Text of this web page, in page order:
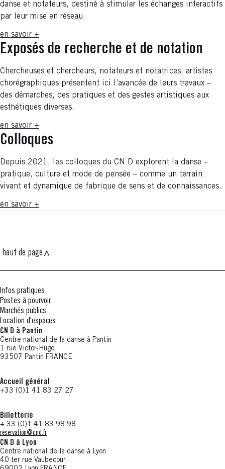
danse et notateurs, destiné à stimuler les échanges interactifs
par leur mise en réseau.
en savoir +
Exposés de recherche et de notation
Chercheuses et chercheurs, notateurs et notatrices, artistes
chorégraphiques présentent ici l’avancée de leurs travaux –
des démarches, des pratiques et des gestes artistiques aux
esthétiques diverses.
en savoir +
Colloques
Depuis 2021, les colloques du CN D explorent la danse –
pratique, culture et mode de pensée – comme un terrain
vivant et dynamique de fabrique de sens et de connaissances.
en savoir +
haut de page
Infos pratiques
Postes à pourvoir
Marchés publics
Location d'espaces
CN D à Pantin
Centre national de la danse à Pantin
1 rue Victor-Hugo
93507 Pantin FRANCE
Accueil général
+33 (0)1 41 83 27 27
Billetterie
+ 33 (0)1 41 83 98 98
reservation@cnd.fr
CN D à Lyon
Centre national de la danse à Lyon
40 ter rue Vaubecour